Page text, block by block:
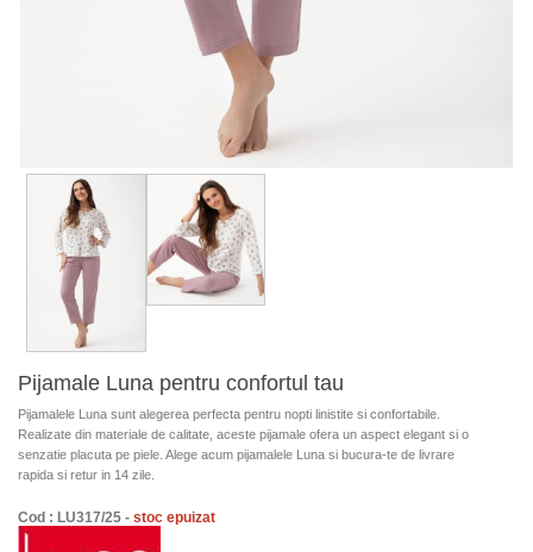
Pijamale Luna pentru confortul tau
Pijamalele Luna sunt alegerea perfecta pentru nopti linistite si confortabile.
Realizate din materiale de calitate, aceste pijamale ofera un aspect elegant si o
senzatie placuta pe piele. Alege acum pijamalele Luna si bucura-te de livrare
rapida si retur in 14 zile.
Cod : LU317/25 - stoc epuizat